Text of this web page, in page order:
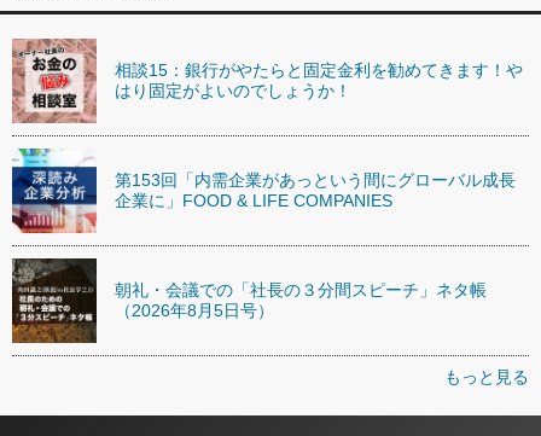
相談15：銀行がやたらと固定金利を勧めてきます！や
はり固定がよいのでしょうか！
第153回「内需企業があっという間にグローバル成長
企業に」FOOD & LIFE COMPANIES
朝礼・会議での「社長の３分間スピーチ」ネタ帳
（2026年8月5日号）
もっと見る